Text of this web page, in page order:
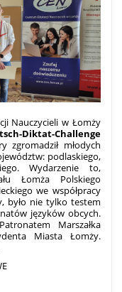
Nauczycieli w Łomży
Diktat-Challenge
zgromadził młodych
podlaskiego,
Wydarzenie to,
Łomża Polskiego
we współpracy
było nie tylko testem
języków obcych.
Marszałka
Miasta Łomży.